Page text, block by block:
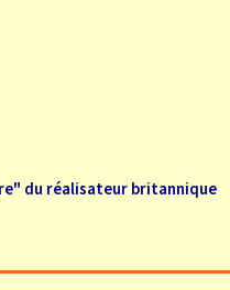
du réalisateur britannique